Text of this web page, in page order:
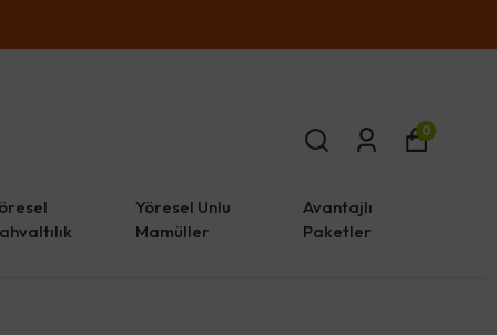
Yöresel Unlu
Mamüller
Avantajlı
Paketler
0